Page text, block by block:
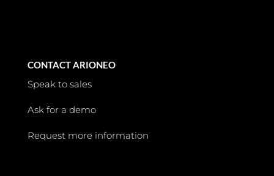
CONTACT ARIONEO
Speak to sales
Ask for a demo
Request more information